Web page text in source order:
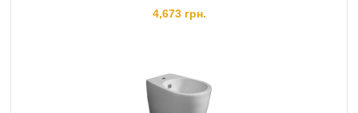
4,673 грн.